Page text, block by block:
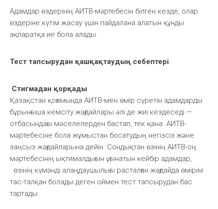
Адамдар өздерінің АИТВ-мәртебесін білген кезде, олар
өздеріне күтім жасау үшін пайдалана алатын құнды
ақпаратқа ие бола алады.
Тест тапсырудан қашқақтаудың себептері
Стигмадан қорқады
Қазақстан қоғамында АИТВ-мен өмір сүретін адамдарды
бұрынғыша кемсіту жағдайлары әлі де жиі кездеседі —
отбасындағы мәселелерден бастап, тек қана АИТВ-
мәртебесіне бола жұмыстан босатудың негізсіз және
заңсыз жағдайларына дейін. Сондықтан өзінің АИТВ-оң
мәртебесінің ықтималдығын ұғынатын кейбір адамдар,
өзінің күмәнді алаңдаушылығы расталған жағдайда өмірім
тас-талқан болады деген оймен тест тапсырудан бас
тартады.